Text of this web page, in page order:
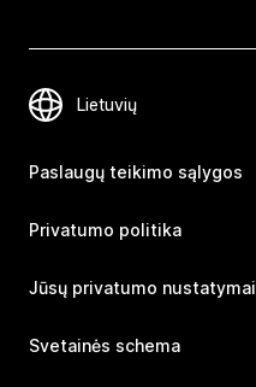
Paslaugų teikimo sąlygos
Privatumo politika
Jūsų privatumo nustatymai
Svetainės schema